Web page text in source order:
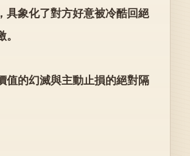
具象化了對方好意被冷酷回絕
值的幻滅與主動止損的絕對隔